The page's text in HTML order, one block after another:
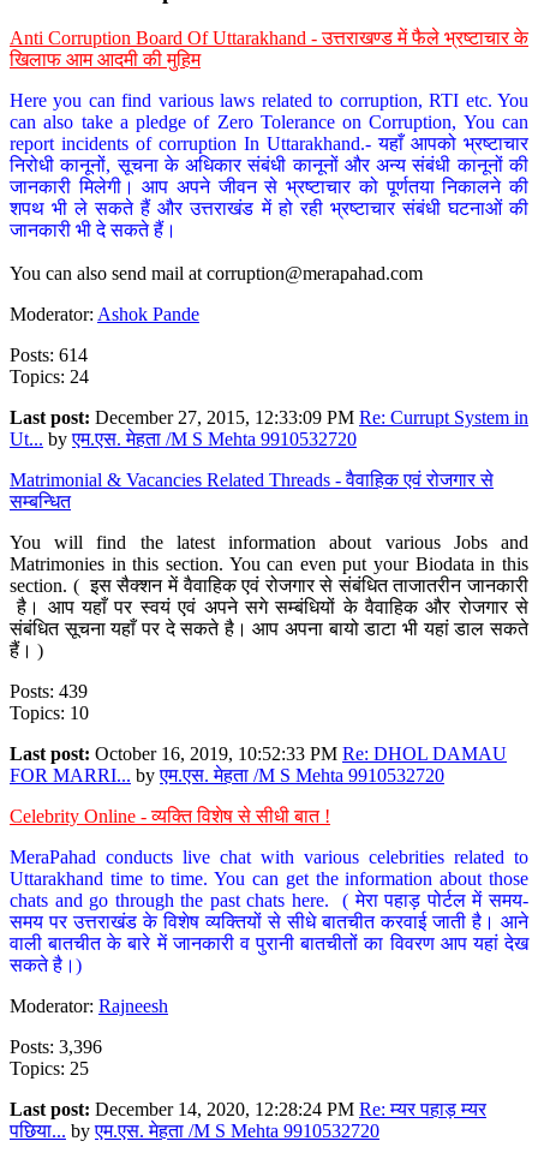
Anti Corruption Board Of Uttarakhand - उत्तराखण्ड में फैले भ्रष्टाचार के
खिलाफ आम आदमी की मुहिम
Here you can find various laws related to corruption, RTI etc. You
can also take a pledge of Zero Tolerance on Corruption, You can
report incidents of corruption In Uttarakhand.- यहाँ आपको भ्रष्टाचार
निरोधी कानूनों, सूचना के अधिकार संबंधी कानूनों और अन्य संबंधी कानूनों की
जानकारी मिलेगी। आप अपने जीवन से भ्रष्टाचार को पूर्णतया निकालने की
शपथ भी ले सकते हैं और उत्तराखंड में हो रही भ्रष्टाचार संबंधी घटनाओं की
जानकारी भी दे सकते हैं।
You can also send mail at corruption@merapahad.com
Moderator: Ashok Pande
Posts: 614
Topics: 24
Last post: December 27, 2015, 12:33:09 PM Re: Currupt System in
Ut... byएम.एस. मेहता /M S Mehta 9910532720
Matrimonial & Vacancies Related Threads - वैवाहिक एवं रोजगार से
सम्बन्धित
You will find the latest information about various Jobs and
Matrimonies in this section. You can even put your Biodata in this
section. ( इस सैक्शन में वैवाहिक एवं रोजगार से संबंधित ताजातरीन जानकारी
है। आप यहाँ पर स्वयं एवं अपने सगे सम्बंधियों के वैवाहिक और रोजगार से
संबंधित सूचना यहाँ पर दे सकते है। आप अपना बायो डाटा भी यहां डाल सकते
हैं। )
Posts: 439
Topics: 10
Last post: October 16, 2019, 10:52:33 PM Re: DHOL DAMAU
FOR MARRI... byएम.एस. मेहता /M S Mehta 9910532720
Celebrity Online - व्यक्ति विशेष से सीधी बात !
MeraPahad conducts live chat with various celebrities related to
Uttarakhand time to time. You can get the information about those
chats and go through the past chats here. ( मेरा पहाड़ पोर्टल में समय-
समय पर उत्तराखंड के विशेष व्यक्तियों से सीधे बातचीत करवाई जाती है। आने
वाली बातचीत के बारे में जानकारी व पुरानी बातचीतों का विवरण आप यहां देख
सकते है।)
Moderator: Rajneesh
Posts: 3,396
Topics: 25
Last post: December 14, 2020, 12:28:24 PM Re: म्यर पहाड़ म्यर
पछिया... byएम.एस. मेहता /M S Mehta 9910532720